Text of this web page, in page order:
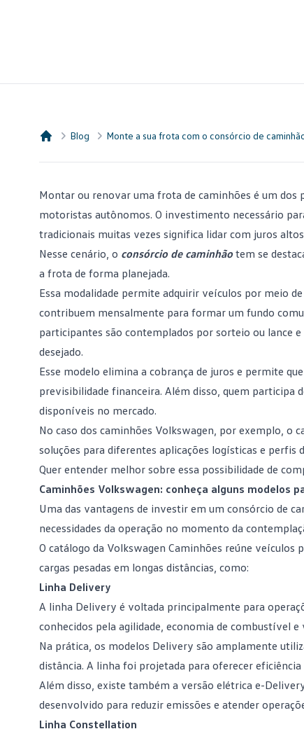
Blog Monte a sua frota com o consórcio de
Montar ou renovar uma frota de caminhões é um dos
motoristas autônomos. O investimento necessário
tradicionais muitas vezes significa lidar com juros
Nesse cenário, o consórcio de caminhãotem se
a frota de forma planejada.
Essa modalidade permite adquirir veículos por meio
contribuem mensalmente para formar um fundo
participantes são contemplados por sorteio ou lance e
desejado.
Esse modelo elimina a cobrança de juros e permite
previsibilidade financeira. Além disso, quem participa
disponíveis no mercado.
No caso dos caminhões Volkswagen, por exemplo, o
soluções para diferentes aplicações logísticas e perfis
Quer entender melhor sobre essa possibilidade de
Caminhões Volkswagen: conheça alguns modelos
Uma das vantagens de investir em um consórcio de
necessidades da operação no momento da
O catálogo da Volkswagen Caminhões reúne
cargas pesadas em longas distâncias, como:
Linha Delivery
A linha Delivery é voltada principalmente para
conhecidos pela agilidade, economia de combustível e
Na prática, os modelos Delivery são amplamente
distância. A linha foi projetada para oferecer
Além disso, existe também a versão elétrica e-
desenvolvido para reduzir emissões e atender
Linha Constellation